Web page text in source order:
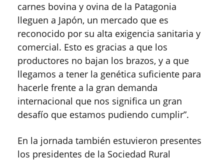
carnes bovina y ovina de la Patagonia
lleguen a Japón, un mercado que es
reconocido por su alta exigencia sanitaria y
comercial. Esto es gracias a que los
productores no bajan los brazos, y a que
llegamos a tener la genética suficiente para
hacerle frente a la gran demanda
internacional que nos significa un gran
desafío que estamos pudiendo cumplir”.
En la jornada también estuvieron presentes
los presidentes de la Sociedad Rural